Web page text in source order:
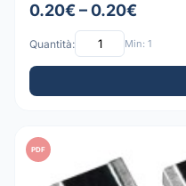
0.20€ – 0.20€
Quantità: Min: 1
PDF